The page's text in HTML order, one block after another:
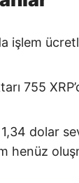
işlem
755
1,34 dolar
henüz